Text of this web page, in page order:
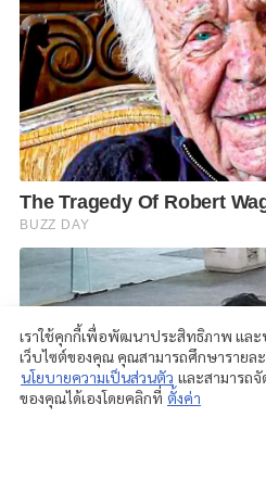
เราใช้คุกกี้เพื่อพัฒนาประสิทธิภาพ แล
เว็บไซต์ของคุณ คุณสามารถศึกษารายล
นโยบายความเป็นส่วนตัว และสามารถจั
ของคุณได้เองโดยคลิกที่ ตั้งค่า